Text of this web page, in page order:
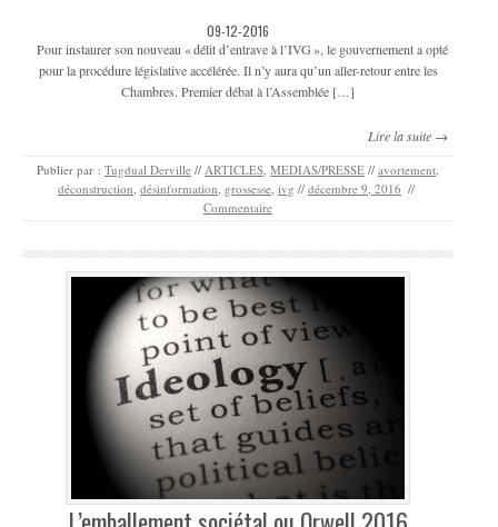
09-12-2016
Pour instaurer son nouveau « délit d’entrave à l’IVG », le gouvernement a opté
pour la procédure législative accélérée. Il n’y aura qu’un aller-retour entre les
Chambres. Premier débat à l’Assemblée […]
Lire la suite →
Publier par : Tugdual Derville // ARTICLES MEDIAS/PRESSE // avortement
déconstruction désinformation grossesse ivg // décembre 9, 2016 //
Commentaire